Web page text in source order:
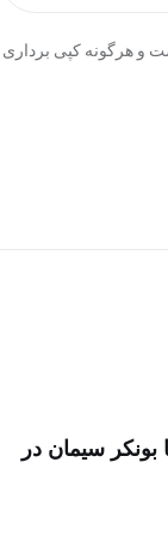
و هرگونه کپی برداری
سیمان در